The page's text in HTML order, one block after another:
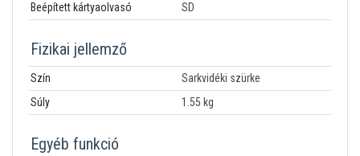
Beépített kártyaolvasó SD
Fizikai jellemző
Szín
Sarkvidéki szürke
Súly
1.55 kg
Egyéb funkció